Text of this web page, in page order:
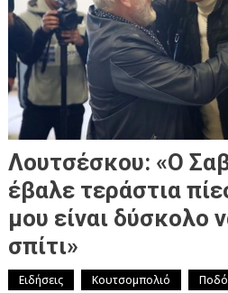
Λουτσέσκου: «Ο
έβαλε τεράστια
μου είναι δύσκολο
σπίτι»
Ειδήσεις Κουτσομπολιό